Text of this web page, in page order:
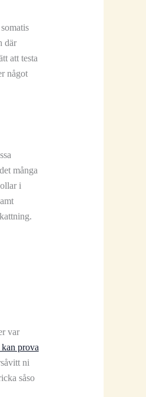
där
att testa
något
många
i
var
kan prova
ni
såso